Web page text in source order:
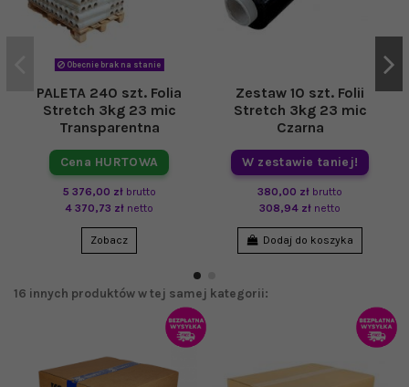
Obecnie brak na stanie
PALETA 240 szt. Folia
Stretch 3kg 23 mic
Transparentna
Cena HURTOWA
5 376,00 zł brutto
4 370,73 zł netto
Zobacz
Zestaw 10 szt. Folii
Stretch 3kg 23 mic
Czarna
W zestawie taniej!
380,00 zł brutto
308,94 zł netto
Dodaj do koszyka
16 innych produktów w tej samej kategorii: